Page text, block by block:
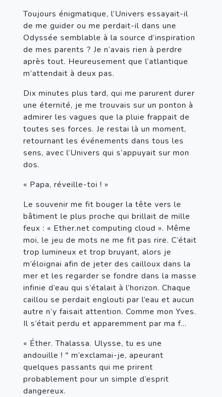
Toujours énigmatique, l’Univers essayait-il
de me guider ou me perdait-il dans une
Odyssée semblable à la source d’inspiration
de mes parents ? Je n’avais rien à perdre
après tout. Heureusement que l’atlantique
m’attendait à deux pas.
Dix minutes plus tard, qui me parurent durer
une éternité, je me trouvais sur un ponton à
admirer les vagues que la pluie frappait de
toutes ses forces. Je restai là un moment,
retournant les événements dans tous les
sens, avec l’Univers qui s’appuyait sur mon
dos.
« Papa, réveille-toi ! »
Le souvenir me fit bouger la tête vers le
bâtiment le plus proche qui brillait de mille
feux : « Ether.net computing cloud ». Même
moi, le jeu de mots ne me fit pas rire. C’était
trop lumineux et trop bruyant, alors je
m’éloignai afin de jeter des cailloux dans la
mer et les regarder se fondre dans la masse
infinie d’eau qui s’étalait à l’horizon. Chaque
caillou se perdait englouti par l’eau et aucun
autre n’y faisait attention. Comme mon Yves.
Il s’était perdu et apparemment par ma f…
« Éther. Thalassa. Ulysse, tu es une
andouille ! " m’exclamai-je, apeurant
quelques passants qui me prirent
probablement pour un simple d’esprit
dangereux.